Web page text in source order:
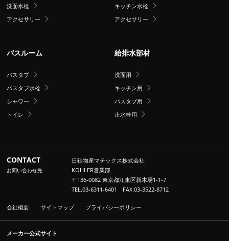
洗面水栓
アクセサリー
キッチン水栓
アクセサリー
バスルーム
バスタブ
バスタブ水栓
シャワー
トイレ
給排水部材
洗面用
キッチン用
バスタブ用
止水栓用
CONTACT
お問い合わせ先
日鉄物産マテックス株式会社
KOHLER営業部
〒136-0082 東京都江東区新木場1-1-7
TEL.03-6311-6401 FAX.03-3522-8712
会社概要 サイトマップ プライバシーポリシー
メーカー公式サイト